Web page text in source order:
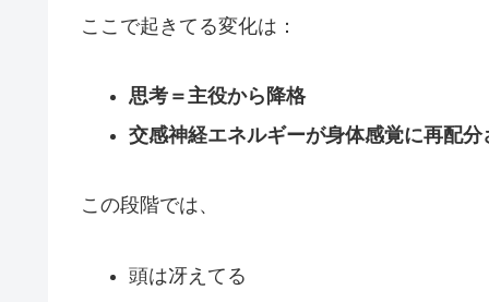
ここで起きてる変化は：
思考＝主役から降格
交感神経エネルギーが身体感覚に再配分
この段階では、
頭は冴えてる